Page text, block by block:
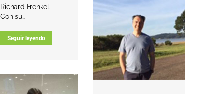
Richard Frenkel.
Con su…
Seguir leyendo